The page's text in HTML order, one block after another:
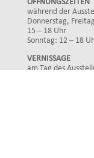
ÖFFNUNGSZEITEN
während der
Donnerstag,
15 – 18 Uhr
Sonntag: 12 – 18
VERNISSAGE
am Tag des